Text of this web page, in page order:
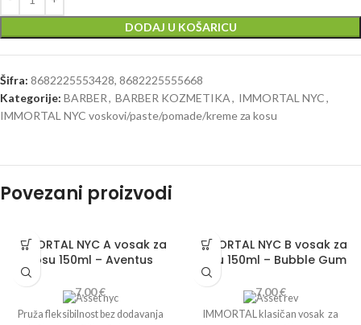
DODAJ U KOŠARICU
Šifra: 8682225553428, 8682225555668
Kategorije: BARBER, BARBER KOZMETIKA, IMMORTAL NYC,
IMMORTAL NYC voskovi/paste/pomade/kreme za kosu
Povezani proizvodi
IMMORTAL NYC A vosak za
kosu 150ml – Aventus
7,00€
Pruža fleksibilnost bez dodavanja
IMMORTAL NYC B vosak za
kosu 150ml – Bubble Gum
7,00€
IMMORTAL klasičan vosak za